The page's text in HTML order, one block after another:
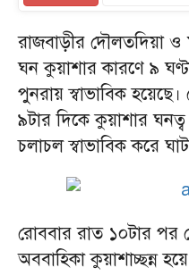
রাজবাড়ীর দৌলতদিয়া ও
ঘন কুয়াশার কারণে ৯
পুনরায় স্বাভাবিক
৯টার দিকে কুয়াশার
চলাচল স্বাভাবিক করে
রোববার রাত ১০টার পর
অববাহিকা কুয়াশাচ্ছন্ন